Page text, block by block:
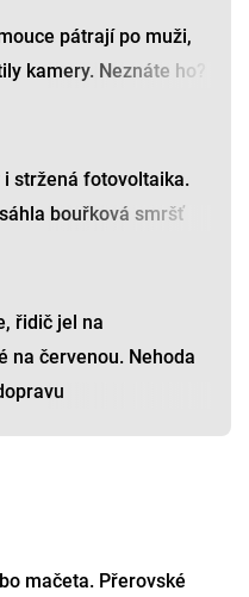
pátrají po muži,
kamery. Neznáte ho?
i stržená fotovoltaika.
bouřková smršť
řidič jel na
na červenou. Nehoda
mačeta. Přerovské